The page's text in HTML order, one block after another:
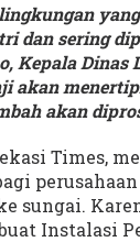
dan sering
Kepala Dinas
akan
akan
Times,
sungai.
Instalasi